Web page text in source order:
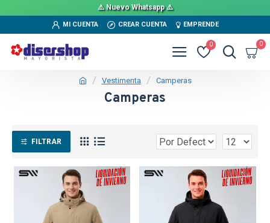
⚠️ Nuevo Whatsapp ⚠️
MI CUENTA CREAR CUENTA EMPRENDE
0 0
Vestimenta Camperas
Camperas
FILTRAR
TEXTTRANSPARENTE SALE TEXTTRANSPARENTE SALE